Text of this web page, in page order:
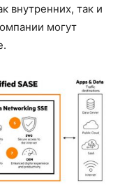
внутренних, так и
могут